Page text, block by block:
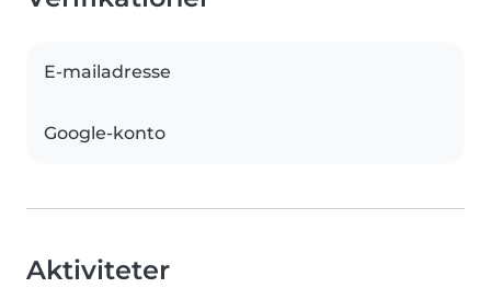
E-mailadresse
Google-konto
Aktiviteter